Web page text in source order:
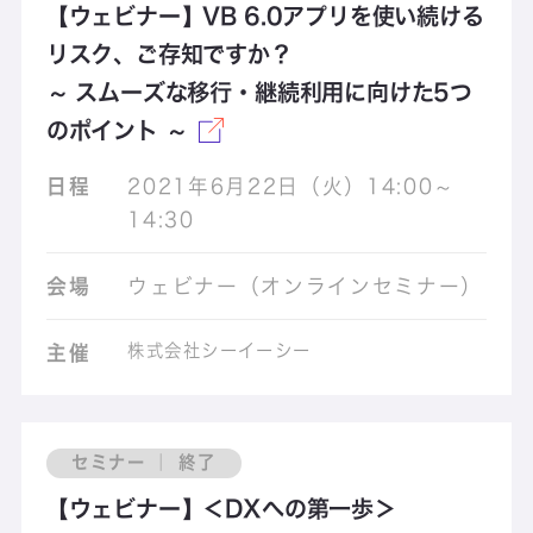
【ウェビナー】VB 6.0アプリを使い続ける
リスク、ご存知ですか？
～ スムーズな移行・継続利用に向けた5つ
のポイント ～
日程
2021年6月22日（火）14:00～
14:30
会場 ウェビナー（オンラインセミナー）
主催 株式会社シーイーシー
セミナー ｜ 終了
【ウェビナー】＜DXへの第一歩＞